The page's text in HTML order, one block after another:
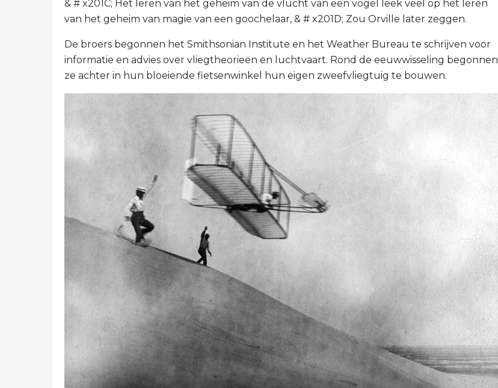
& # x201C; Het leren van het geheim van de vlucht van een vogel leek veel op het leren
van het geheim van magie van een goochelaar, & # x201D; Zou Orville later zeggen.
De broers begonnen het Smithsonian Institute en het Weather Bureau te schrijven voor
informatie en advies over vliegtheorieën en luchtvaart. Rond de eeuwwisseling begonnen
ze achter in hun bloeiende fietsenwinkel hun eigen zweefvliegtuig te bouwen.